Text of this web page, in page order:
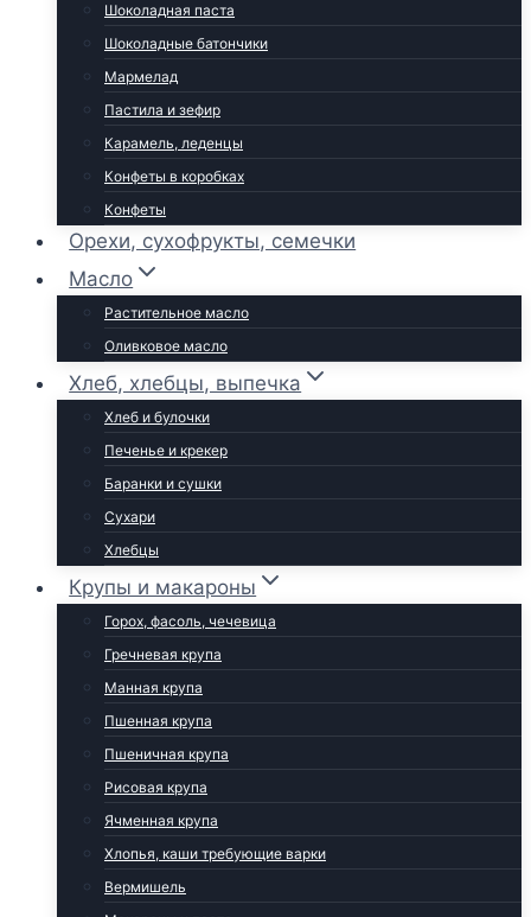
Шоколадная паста
Шоколадные батончики
Мармелад
Пастила и зефир
Карамель, леденцы
Конфеты в коробках
Конфеты
Орехи, сухофрукты, семечки
Масло
Растительное масло
Оливковое масло
Хлеб, хлебцы, выпечка
Хлеб и булочки
Печенье и крекер
Баранки и сушки
Сухари
Хлебцы
Крупы и макароны
Горох, фасоль, чечевица
Гречневая крупа
Манная крупа
Пшенная крупа
Пшеничная крупа
Рисовая крупа
Ячменная крупа
Хлопья, каши требующие варки
Вермишель